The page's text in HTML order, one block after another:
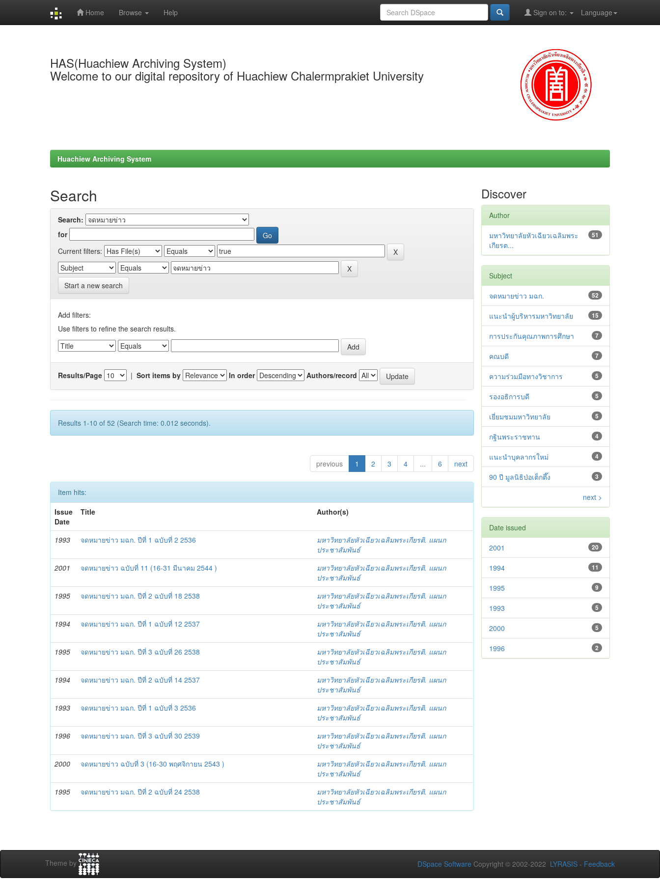
Home Browse Help Language
Sign on to:
HAS(Huachiew Archiving System)
Welcome to our digital repository of Huachiew Chalermprakiet University
Huachiew Archiving System
Search
Search:
for
Current filters:
Start a new search
Add filters:
Use filters to refine the search results.
Results/Page | Sort items by In order Authors/record
Results 1-10 of 52 (Search time: 0.012 seconds).
previous 1 2 3 4 ... 6 next
Item hits:
Issue
Date
Title Author(s)
1993 จดหมายข่าว มฉก. ปีที่ 1 ฉบับที่ 2 2536
มหาวิทยาลัยหัวเฉียวเฉลิมพระเกียรติ. แผนก
ประชาสัมพันธ์
2001
จดหมายข่าว ฉบับที่ 11 (16-31 มีนาคม 2544 )
มหาวิทยาลัยหัวเฉียวเฉลิมพระเกียรติ. แผนก
ประชาสัมพันธ์
1995
จดหมายข่าว มฉก. ปีที่ 2 ฉบับที่ 18 2538
มหาวิทยาลัยหัวเฉียวเฉลิมพระเกียรติ. แผนก
ประชาสัมพันธ์
1994
จดหมายข่าว มฉก. ปีที่ 1 ฉบับที่ 12 2537
มหาวิทยาลัยหัวเฉียวเฉลิมพระเกียรติ. แผนก
ประชาสัมพันธ์
1995
จดหมายข่าว มฉก. ปีที่ 3 ฉบับที่ 26 2538
มหาวิทยาลัยหัวเฉียวเฉลิมพระเกียรติ. แผนก
ประชาสัมพันธ์
1994
จดหมายข่าว มฉก. ปีที่ 2 ฉบับที่ 14 2537
มหาวิทยาลัยหัวเฉียวเฉลิมพระเกียรติ. แผนก
ประชาสัมพันธ์
1993
จดหมายข่าว มฉก. ปีที่ 1 ฉบับที่ 3 2536
มหาวิทยาลัยหัวเฉียวเฉลิมพระเกียรติ. แผนก
ประชาสัมพันธ์
1996
จดหมายข่าว มฉก. ปีที่ 3 ฉบับที่ 30 2539
มหาวิทยาลัยหัวเฉียวเฉลิมพระเกียรติ. แผนก
ประชาสัมพันธ์
2000
จดหมายข่าว ฉบับที่ 3 (16-30 พฤศจิกายน 2543 )
มหาวิทยาลัยหัวเฉียวเฉลิมพระเกียรติ. แผนก
ประชาสัมพันธ์
1995
จดหมายข่าว มฉก. ปีที่ 2 ฉบับที่ 24 2538
มหาวิทยาลัยหัวเฉียวเฉลิมพระเกียรติ. แผนก
ประชาสัมพันธ์
Discover
Author
51
มหาวิทยาลัยหัวเฉียวเฉลิมพระ
เกียรต...
Subject
52
จดหมายข่าว มฉก.
15
แนะนำผู้บริหารมหาวิทยาลัย
7
การประกันคุณภาพการศึกษา
7
คณบดี
5
ความร่วมมือทางวิชาการ
5
รองอธิการบดี
5
เยี่ยมชมมหาวิทยาลัย
4
กฐินพระราชทาน
4
แนะนำบุคลากรใหม่
3
90 ปี มูลนิธิป่อเต็กตึ๊ง
next >
Date issued
20
2001
11
1994
9
1995
5
1993
5
2000
2
1996
Theme by DSpace Software Copyright © 2002-2022 LYRASIS - Feedback